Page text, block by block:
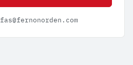
fas@fernonorden.com